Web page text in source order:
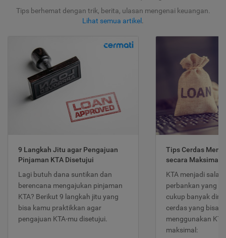
Tips berhemat dengan trik, berita, ulasan mengenai keuangan.
Lihat semua artikel .
9 Langkah Jitu agar Pengajuan
Pinjaman KTA Disetujui
Lagi butuh dana suntikan dan
berencana mengajukan pinjaman
KTA? Berikut 9 langkah jitu yang
bisa kamu praktikkan agar
pengajuan KTA-mu disetujui.
Tips Cerdas
secara Maksimal
KTA menjadi
perbankan yang
cukup banyak
cerdas yang bisa
menggunakan
maksimal: